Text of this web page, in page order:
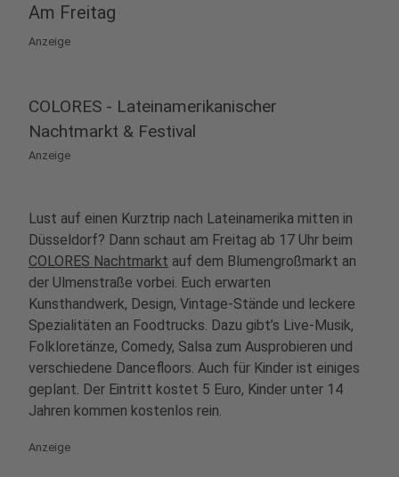
Am Freitag
Anzeige
COLORES - Lateinamerikanischer
Nachtmarkt & Festival
Anzeige
Lust auf einen Kurztrip nach Lateinamerika mitten in
Düsseldorf? Dann schaut am Freitag ab 17 Uhr beim
COLORES Nachtmarkt auf dem Blumengroßmarkt an
der Ulmenstraße vorbei. Euch erwarten
Kunsthandwerk, Design, Vintage-Stände und leckere
Spezialitäten an Foodtrucks. Dazu gibt’s Live-Musik,
Folkloretänze, Comedy, Salsa zum Ausprobieren und
verschiedene Dancefloors. Auch für Kinder ist einiges
geplant. Der Eintritt kostet 5 Euro, Kinder unter 14
Jahren kommen kostenlos rein.
Anzeige